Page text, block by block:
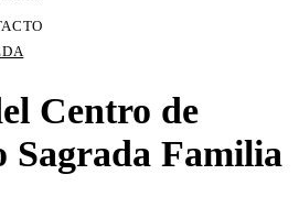
Centro de
Sagrada Familia